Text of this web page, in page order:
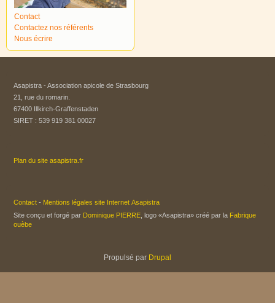
Contact
Contactez nos référents
Nous écrire
Asapistra - Association apicole de Strasbourg​
21, rue du romarin.
67400 Illkirch-Graffenstaden
SIRET : 539 919 381 00027
Plan du site asapistra.fr
Contact - Mentions légales site Internet Asapistra
Site conçu et forgé par Dominique PIERRE , logo «Asapistra» créé par la Fabrique
ouèbe
Propulsé par Drupal